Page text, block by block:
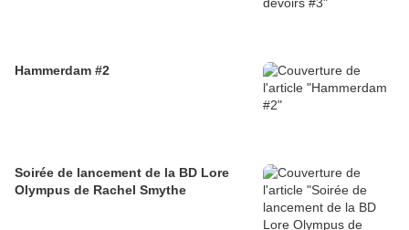
Hammerdam #2
Soirée de lancement de la BD Lore
Olympus de Rachel Smythe